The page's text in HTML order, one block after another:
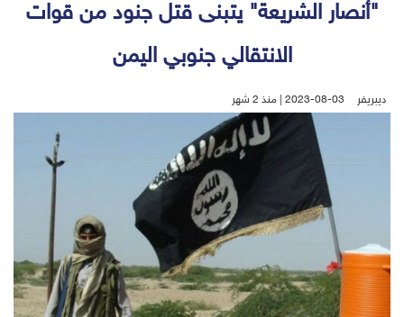
"أنصار الشريعة" يتبنى قتل جنود من قوات
الانتقالي جنوبي اليمن
ديبريفر 2023-08-03 | منذ 2 شهر